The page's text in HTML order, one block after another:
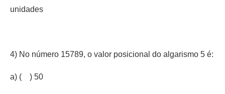
unidades
4) No número 15789, o valor posicional do algarismo 5 é:
a) ( ) 50